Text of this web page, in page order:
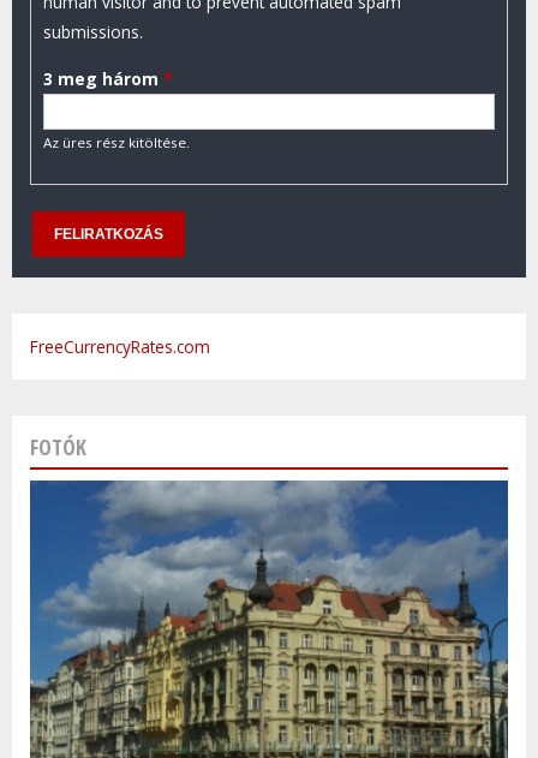
submissions.
3 meg három *
Az üres rész kitöltése.
FreeCurrencyRates.com
FOTÓK